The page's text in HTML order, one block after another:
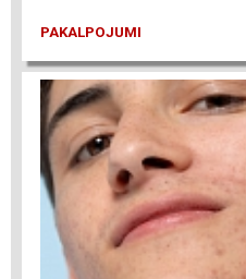
PAKALPOJUMI